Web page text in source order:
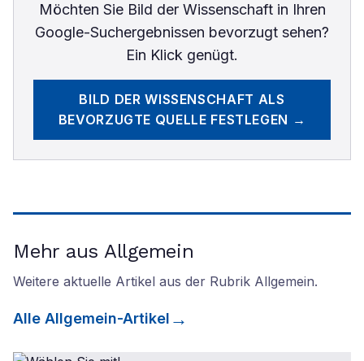
Möchten Sie Bild der Wissenschaftin Ihren
Google-Suchergebnissen bevorzugt sehen?
Ein Klick genügt.
BILD DER WISSENSCHAFT ALS
BEVORZUGTE QUELLE FESTLEGEN →
Mehr aus Allgemein
Weitere aktuelle Artikel aus der Rubrik Allgemein.
Alle Allgemein-Artikel